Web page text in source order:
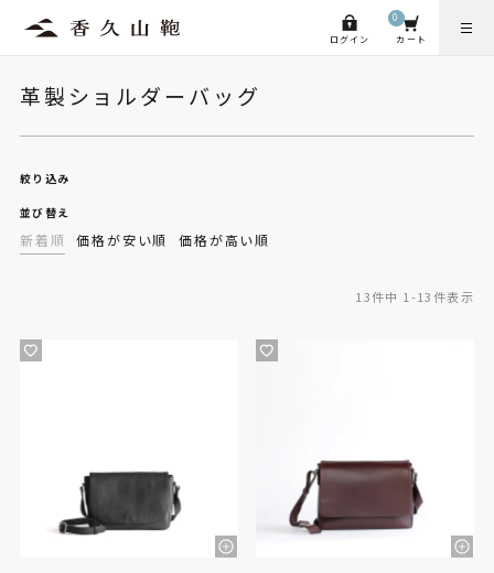
ログイン カート
0
革製ショルダーバッグ
絞り込み
並び替え
新着順 価格が安い順 価格が高い順
13件中 1 -13件表示